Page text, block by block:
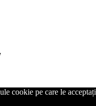
cookie pe care le acceptați